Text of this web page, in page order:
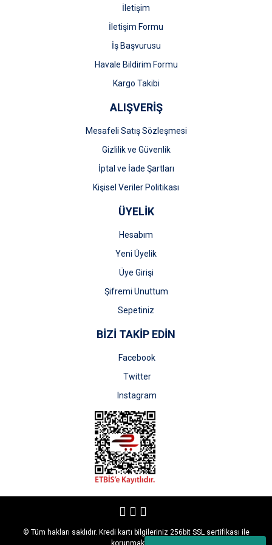
Gönder
İletişim
İletişim Formu
İş Başvurusu
Havale Bildirim Formu
Kargo Takibi
ALIŞVERİŞ
Mesafeli Satış Sözleşmesi
Gizlilik ve Güvenlik
İptal ve İade Şartları
Kişisel Veriler Politikası
ÜYELİK
Hesabım
Yeni Üyelik
Üye Girişi
Şifremi Unuttum
Sepetiniz
BİZİ TAKİP EDİN
Facebook
Twitter
Instagram
© Tüm hakları saklıdır. Kredi kartı bilgileriniz 256bit SSL sertifikası ile
korunmaktadır.